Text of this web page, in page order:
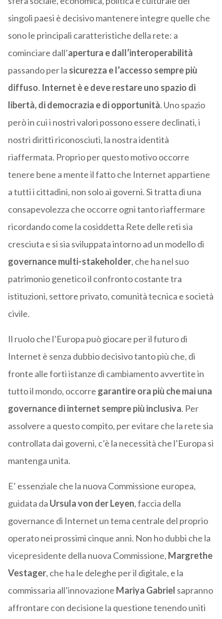
singoli paesi è decisivo mantenere integre quelle che
sono le principali caratteristiche della rete: a
cominciare dall’apertura e dall’interoperabilità
passando per la sicurezza e l’accesso sempre più
diffuso. Internet è e deve restare uno spazio di
libertà, di democrazia e di opportunità. Uno spazio
però in cui i nostri valori possono essere declinati, i
nostri diritti riconosciuti, la nostra identità
riaffermata. Proprio per questo motivo occorre
tenere bene a mente il fatto che Internet appartiene
a tutti i cittadini, non solo ai governi. Si tratta di una
consapevolezza che occorre ogni tanto riaffermare
ricordando come la cosiddetta Rete delle reti sia
cresciuta e si sia sviluppata intorno ad un modello di
governance multi-stakeholder, che ha nel suo
patrimonio genetico il confronto costante tra
istituzioni, settore privato, comunità tecnica e società
civile.
Il ruolo che l’Europa può giocare per il futuro di
Internet è senza dubbio decisivo tanto più che, di
fronte alle forti istanze di cambiamento avvertite in
tutto il mondo, occorre garantire ora più che mai una
governance di internet sempre più inclusiva. Per
assolvere a questo compito, per evitare che la rete sia
controllata dai governi, c’è la necessità che l’Europa si
mantenga unita.
E’ essenziale che la nuova Commissione europea,
guidata da Ursula von der Leyen, faccia della
governance di Internet un tema centrale del proprio
operato nei prossimi cinque anni. Non ho dubbi che la
vicepresidente della nuova Commissione, Margrethe
Vestager, che ha le deleghe per il digitale, e la
commissaria all’innovazione Mariya Gabriel sapranno
affrontare con decisione la questione tenendo uniti